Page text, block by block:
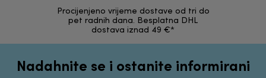
Procijenjeno vrijeme dostave od tri do
pet radnih dana. Besplatna DHL
dostava iznad 49 €*
Nadahnite se i ostanite informirani